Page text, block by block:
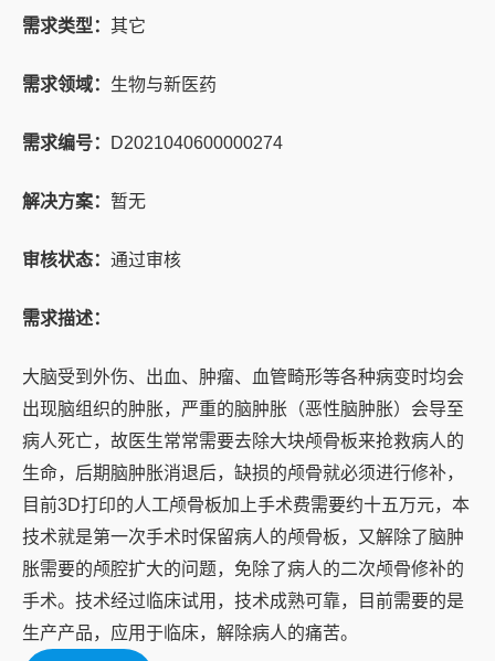
需求类型： 其它
需求领域： 生物与新医药
需求编号： D2021040600000274
解决方案： 暂无
审核状态： 通过审核
需求描述：
大脑受到外伤、出血、肿瘤、血管畸形等各种病变时均会
出现脑组织的肿胀，严重的脑肿胀（恶性脑肿胀）会导至
病人死亡，故医生常常需要去除大块颅骨板来抢救病人的
生命，后期脑肿胀消退后，缺损的颅骨就必须进行修补，
目前3D打印的人工颅骨板加上手术费需要约十五万元，本
技术就是第一次手术时保留病人的颅骨板，又解除了脑肿
胀需要的颅腔扩大的问题，免除了病人的二次颅骨修补的
手术。技术经过临床试用，技术成熟可靠，目前需要的是
生产产品，应用于临床，解除病人的痛苦。